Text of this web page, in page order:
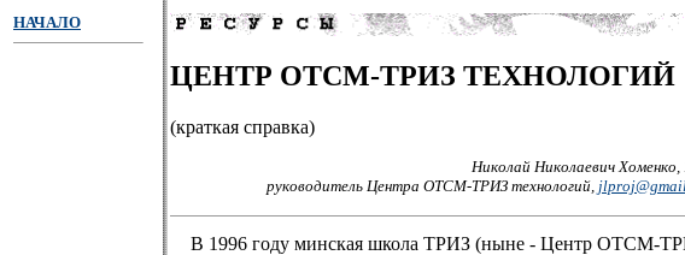
НАЧАЛО
ЦЕНТР ОТСМ-ТРИЗ ТЕХНОЛОГИЙ
(краткая справка)
Николай Николаевич Хоменко,
руководитель Центра ОТСМ-ТРИЗ технологий,
В 1996 году минская школа ТРИЗ (ныне - Центр ОТСМ-